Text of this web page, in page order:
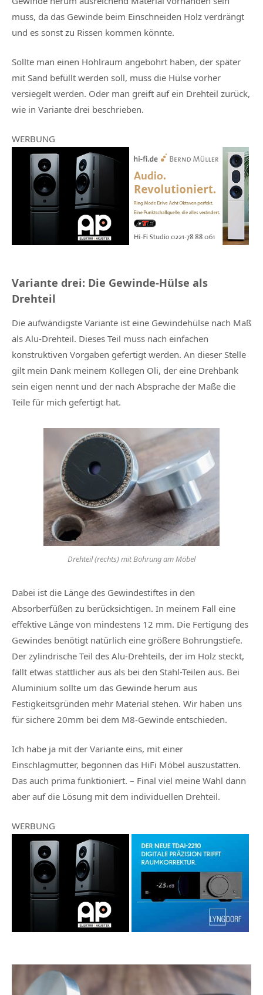
muss, da das Gewinde beim Einschneiden Holz verdrängt
und es sonst zu Rissen kommen könnte.
Sollte man einen Hohlraum angebohrt haben, der später
mit Sand befüllt werden soll, muss die Hülse vorher
versiegelt werden. Oder man greift auf ein Drehteil zurück,
wie in Variante drei beschrieben.
WERBUNG
Variante drei: Die Gewinde-Hülse als
Drehteil
Die aufwändigste Variante ist eine Gewindehülse nach Maß
als Alu-Drehteil. Dieses Teil muss nach einfachen
konstruktiven Vorgaben gefertigt werden. An dieser Stelle
gilt mein Dank meinem Kollegen Oli, der eine Drehbank
sein eigen nennt und der nach Absprache der Maße die
Teile für mich gefertigt hat.
Drehteil (rechts) mit Bohrung am Möbel
Dabei ist die Länge des Gewindestiftes in den
Absorberfüßen zu berücksichtigen. In meinem Fall eine
effektive Länge von mindestens 12 mm. Die Fertigung des
Gewindes benötigt natürlich eine größere Bohrungstiefe.
Der zylindrische Teil des Alu-Drehteils, der im Holz steckt,
fällt etwas stattlicher aus als bei den Stahl-Teilen aus. Bei
Aluminium sollte um das Gewinde herum aus
Festigkeitsgründen mehr Material stehen. Wir haben uns
für sichere 20mm bei dem M8-Gewinde entschieden.
Ich habe ja mit der Variante eins, mit einer
Einschlagmutter, begonnen das HiFi Möbel auszustatten.
Das auch prima funktioniert. – Final viel meine Wahl dann
aber auf die Lösung mit dem individuellen Drehteil.
WERBUNG